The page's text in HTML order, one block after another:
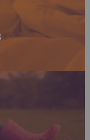
posibles alergias.
de cada